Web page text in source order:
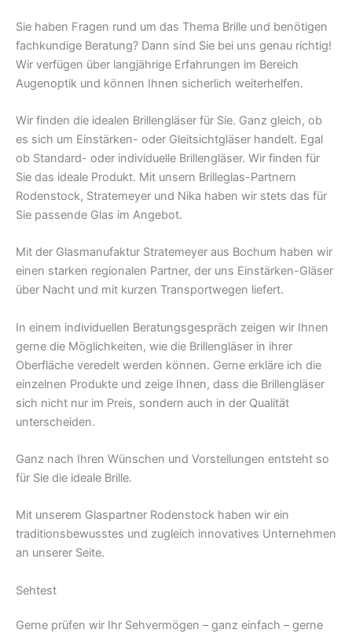
Sie haben Fragen rund um das Thema Brille und benötigen
fachkundige Beratung? Dann sind Sie bei uns genau richtig!
Wir verfügen über langjährige Erfahrungen im Bereich
Augenoptik und können Ihnen sicherlich weiterhelfen.
Wir finden die idealen Brillengläser für Sie. Ganz gleich, ob
es sich um Einstärken- oder Gleitsichtgläser handelt. Egal
ob Standard- oder individuelle Brillengläser. Wir finden für
Sie das ideale Produkt. Mit unsern Brilleglas-Partnern
Rodenstock, Stratemeyer und Nika haben wir stets das für
Sie passende Glas im Angebot.
Mit der Glasmanufaktur Stratemeyer aus Bochum haben wir
einen starken regionalen Partner, der uns Einstärken-Gläser
über Nacht und mit kurzen Transportwegen liefert.
In einem individuellen Beratungsgespräch zeigen wir Ihnen
gerne die Möglichkeiten, wie die Brillengläser in ihrer
Oberfläche veredelt werden können. Gerne erkläre ich die
einzelnen Produkte und zeige Ihnen, dass die Brillengläser
sich nicht nur im Preis, sondern auch in der Qualität
unterscheiden.
Ganz nach Ihren Wünschen und Vorstellungen entsteht so
für Sie die ideale Brille.
Mit unserem Glaspartner Rodenstock haben wir ein
traditionsbewusstes und zugleich innovatives Unternehmen
an unserer Seite.
Sehtest
Gerne prüfen wir Ihr Sehvermögen – ganz einfach – gerne